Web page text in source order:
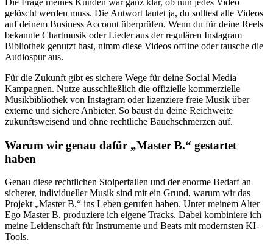
Die Frage meines Kunden war ganz klar, ob nun jedes Video
gelöscht werden muss. Die Antwort lautet ja, du solltest alle Videos
auf deinem Business Account überprüfen. Wenn du für deine Reels
bekannte Chartmusik oder Lieder aus der regulären Instagram
Bibliothek genutzt hast, nimm diese Videos offline oder tausche die
Audiospur aus.
Für die Zukunft gibt es sichere Wege für deine Social Media
Kampagnen. Nutze ausschließlich die offizielle kommerzielle
Musikbibliothek von Instagram oder lizenziere freie Musik über
externe und sichere Anbieter. So baust du deine Reichweite
zukunftsweisend und ohne rechtliche Bauchschmerzen auf.
Warum wir genau dafür „Master B.“ gestartet
haben
Genau diese rechtlichen Stolperfallen und der enorme Bedarf an
sicherer, individueller Musik sind mit ein Grund, warum wir das
Projekt „Master B.“ ins Leben gerufen haben. Unter meinem Alter
Ego Master B. produziere ich eigene Tracks. Dabei kombiniere ich
meine Leidenschaft für Instrumente und Beats mit modernsten KI-
Tools.